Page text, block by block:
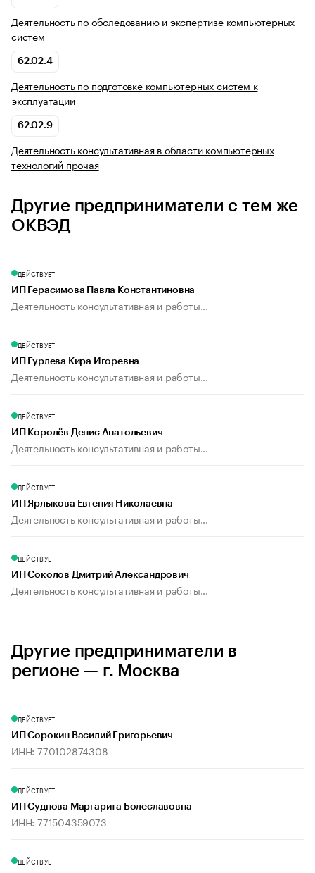
Деятельность по обследованию и экспертизе компьютерных
систем
62.02.4
Деятельность по подготовке компьютерных систем к
эксплуатации
62.02.9
Деятельность консультативная в области компьютерных
технологий прочая
Другие предприниматели с тем же
ОКВЭД
ДЕЙСТВУЕТ
ИП Герасимова Павла Константиновна
Деятельность консультативная и работы...
ДЕЙСТВУЕТ
ИП Гурлева Кира Игоревна
Деятельность консультативная и работы...
ДЕЙСТВУЕТ
ИП Королёв Денис Анатольевич
Деятельность консультативная и работы...
ДЕЙСТВУЕТ
ИП Ярлыкова Евгения Николаевна
Деятельность консультативная и работы...
ДЕЙСТВУЕТ
ИП Соколов Дмитрий Александрович
Деятельность консультативная и работы...
Другие предприниматели в
регионе — г. Москва
ДЕЙСТВУЕТ
ИП Сорокин Василий Григорьевич
ИНН: 770102874308
ДЕЙСТВУЕТ
ИП Суднова Маргарита Болеславовна
ИНН: 771504359073
ДЕЙСТВУЕТ